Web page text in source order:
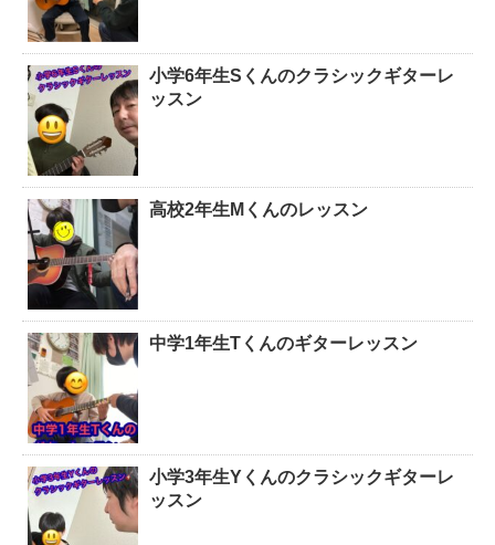
小学6年生Sくんのクラシックギターレ
ッスン
高校2年生Mくんのレッスン
中学1年生Tくんのギターレッスン
小学3年生Yくんのクラシックギターレ
ッスン